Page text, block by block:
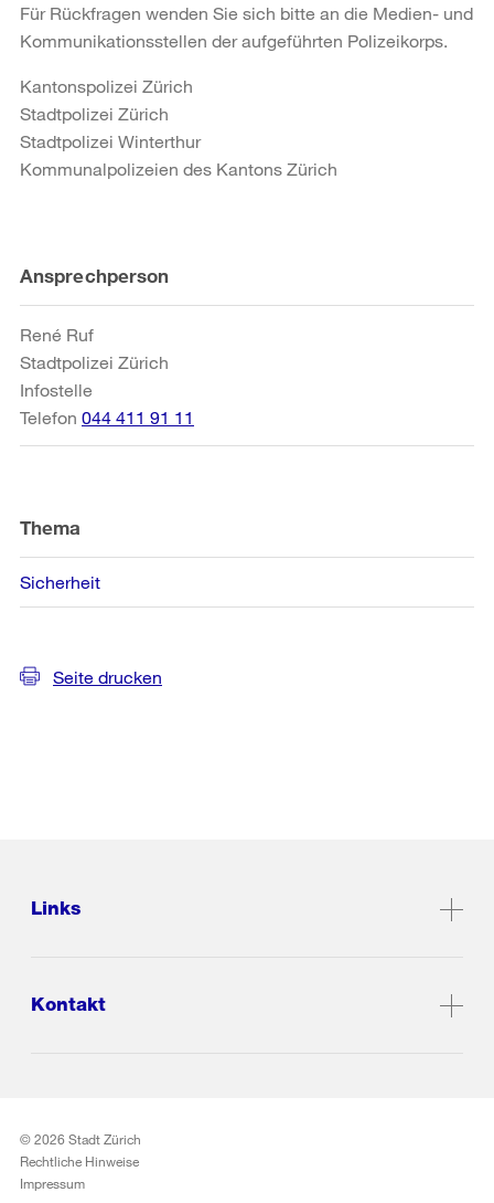
Für Rückfragen wenden Sie sich bitte an die Medien- und
Kommunikationsstellen der aufgeführten Polizeikorps.
Kantonspolizei Zürich
Stadtpolizei Zürich
Stadtpolizei Winterthur
Kommunalpolizeien des Kantons Zürich
Weitere
Informationen
Ansprechperson
René Ruf
Stadtpolizei Zürich
Infostelle
Telefon 044 411 91 11
Thema
Sicherheit
Seite drucken
Links
Kontakt
© 2026 Stadt Zürich
Rechtliche Hinweise
Impressum